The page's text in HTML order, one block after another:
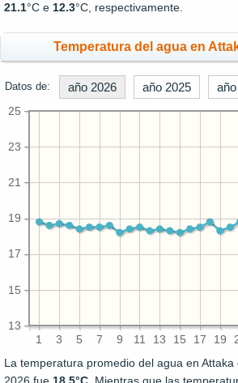
21.1°C e 12.3°C, respectivamente.
Temperatura del agua en
Datos de: año 2026 año 2025
1 3 5 7 9 11 13 15 17 19
13
15
17
19
21
23
25
La temperatura promedio del agua en